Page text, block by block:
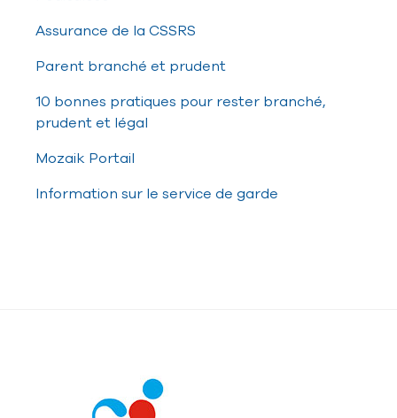
Assurance de la CSSRS
Parent branché et prudent
10 bonnes pratiques pour rester branché,
prudent et légal
Mozaik Portail
Information sur le service de garde